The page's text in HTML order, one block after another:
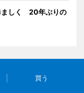
ましく 20年ぶりの
買う